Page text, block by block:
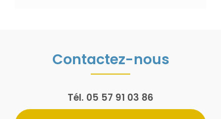
Contactez-nous
Tél. 05 57 91 03 86